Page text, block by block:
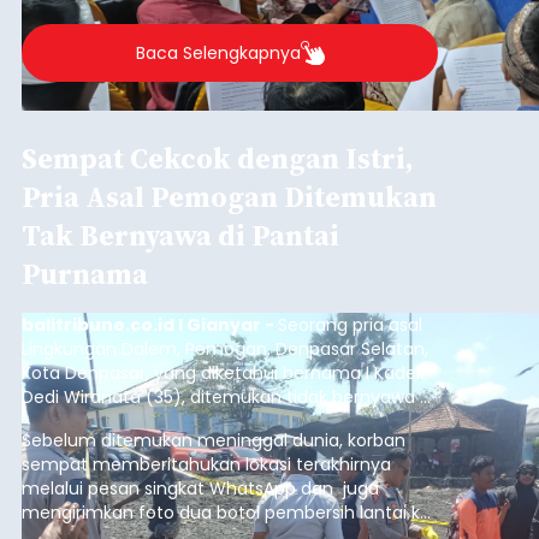
berlangsung selama Agustus hingga September
2026.
Baca Selengkapnya
Sempat Cekcok dengan Istri,
Pria Asal Pemogan Ditemukan
Tak Bernyawa di Pantai
Purnama
balitribune.co.id I Gianyar - Seorang pria asal
Lingkungan Dalem, Pemogan, Denpasar Selatan,
Kota Denpasar, yang diketahui bernama I Kadek
Dedi Wiranata (35), ditemukan tidak bernyawa di
pesisir Pantai Purnama, Sukawati.
Sebelum ditemukan meninggal dunia, korban
sempat memberitahukan lokasi terakhirnya
melalui pesan singkat WhatsApp dan juga
mengirimkan foto dua botol pembersih lantai ke